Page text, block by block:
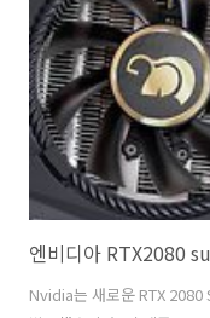
라이젠을 인텔의 대안으로
시 경쟁자를 바로 세우는 해
Nvidia는 새로운 RTX